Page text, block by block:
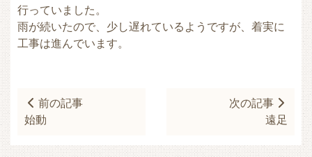
行っていました。
雨が続いたので、少し遅れているようですが、着実に
工事は進んでいます。
前の記事
始動
次の記事
遠足